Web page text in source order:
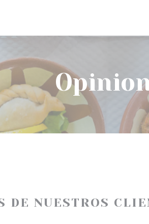
DE NUESTROS